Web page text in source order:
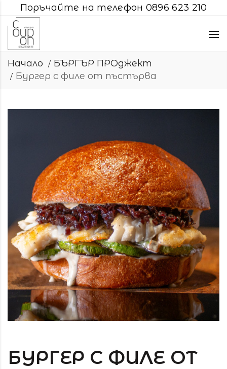
Поръчайте на телефон 0896 623 210
Начало
БЪРГЪР ПРОджект
Бургер с филе от пъстърва
БУРГЕР С ФИЛЕ ОТ